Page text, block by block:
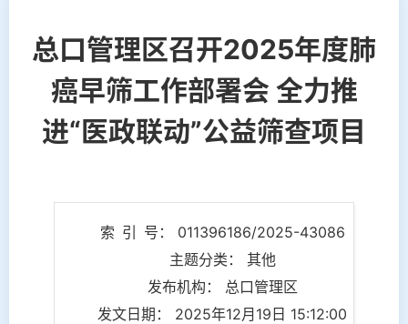
总口管理区召开2025年度肺
癌早筛工作部署会 全力推
进“医政联动”公益筛查项目
索 引 号： 011396186/2025-43086
主题分类： 其他
发布机构： 总口管理区
发文日期： 2025年12月19日 15:12:00